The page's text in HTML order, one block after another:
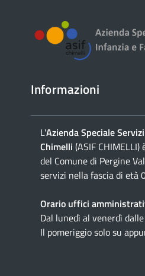
Informazioni
L'Azienda Speciale
Chimelli (ASIF
del Comune di Pergine
servizi nella fascia di età
Orario uffici
Dal lunedì al venerdì
Il pomeriggio solo su